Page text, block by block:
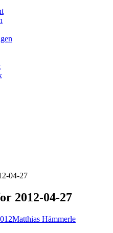
04-27
2012-04-27
Matthias Hämmerle